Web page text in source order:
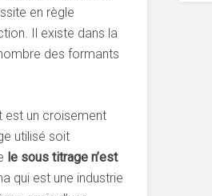
en règle
Il existe dans la
des formants
est un croisement
utilisé soit
le sous titrage n’est
qui est une industrie